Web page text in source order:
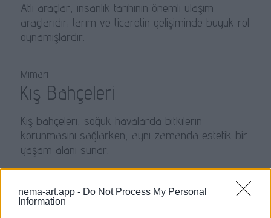
nema-art.app - Do Not Process My Personal
Information
Atlı araçlar, insanlık tarihinin önemli ulaşım
araçlarıdır; tarım ve ticaretin gelişiminde büyük rol
oynamışlardır.
Mimari
Kış Bahçeleri
Kış bahçeleri, soğuk havalarda bitkilerin
korunmasını sağlarken, aynı zamanda estetik bir
yaşam alanı sunar.
Folklor
Kış Gelenekleri